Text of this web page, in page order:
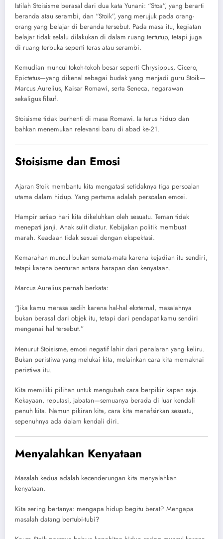
Istilah Stoisisme berasal dari dua kata Yunani: “Stoa”, yang berarti
beranda atau serambi, dan “Stoik”, yang merujuk pada orang-
orang yang belajar di beranda tersebut. Pada masa itu, kegiatan
belajar tidak selalu dilakukan di dalam ruang tertutup, tetapi juga
di ruang terbuka seperti teras atau serambi.
Kemudian muncul tokoh-tokoh besar seperti Chrysippus, Cicero,
Epictetus—yang dikenal sebagai budak yang menjadi guru Stoik—
Marcus Aurelius, Kaisar Romawi, serta Seneca, negarawan
sekaligus filsuf.
Stoisisme tidak berhenti di masa Romawi. Ia terus hidup dan
bahkan menemukan relevansi baru di abad ke-21.
Stoisisme dan Emosi
Ajaran Stoik membantu kita mengatasi setidaknya tiga persoalan
utama dalam hidup. Yang pertama adalah persoalan emosi.
Hampir setiap hari kita dikeluhkan oleh sesuatu. Teman tidak
menepati janji. Anak sulit diatur. Kebijakan politik membuat
marah. Keadaan tidak sesuai dengan ekspektasi.
Kemarahan muncul bukan semata-mata karena kejadian itu sendiri,
tetapi karena benturan antara harapan dan kenyataan.
Marcus Aurelius pernah berkata:
“Jika kamu merasa sedih karena hal-hal eksternal, masalahnya
bukan berasal dari objek itu, tetapi dari pendapat kamu sendiri
mengenai hal tersebut.”
Menurut Stoisisme, emosi negatif lahir dari penalaran yang keliru.
Bukan peristiwa yang melukai kita, melainkan cara kita memaknai
peristiwa itu.
Kita memiliki pilihan untuk mengubah cara berpikir kapan saja.
Kekayaan, reputasi, jabatan—semuanya berada di luar kendali
penuh kita. Namun pikiran kita, cara kita menafsirkan sesuatu,
sepenuhnya ada dalam kendali diri.
Menyalahkan Kenyataan
Masalah kedua adalah kecenderungan kita menyalahkan
kenyataan.
Kita sering bertanya: mengapa hidup begitu berat? Mengapa
masalah datang bertubi-tubi?